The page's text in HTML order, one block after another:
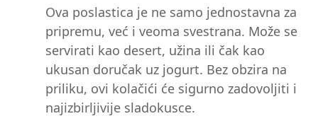
Ova poslastica je ne samo jednostavna za
pripremu, već i veoma svestrana. Može se
servirati kao desert, užina ili čak kao
ukusan doručak uz jogurt. Bez obzira na
priliku, ovi kolačići će sigurno zadovoljiti i
najizbirljivije sladokusce.